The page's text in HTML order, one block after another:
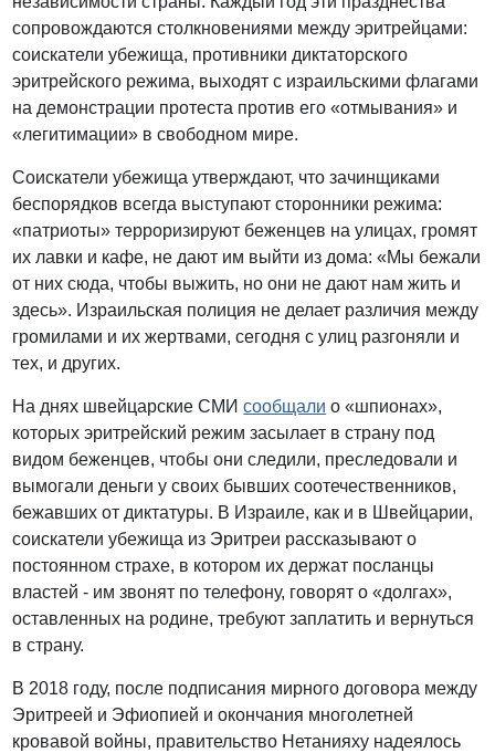
сопровождаются столкновениями между эритрейцами:
соискатели убежища, противники диктаторского
эритрейского режима, выходят с израильскими флагами
на демонстрации протеста против его «отмывания» и
«легитимации» в свободном мире.
Соискатели убежища утверждают, что зачинщиками
беспорядков всегда выступают сторонники режима:
«патриоты» терроризируют беженцев на улицах, громят
их лавки и кафе, не дают им выйти из дома: «Мы бежали
от них сюда, чтобы выжить, но они не дают нам жить и
здесь». Израильская полиция не делает различия между
громилами и их жертвами, сегодня с улиц разгоняли и
тех, и других.
На днях швейцарские СМИсообщали о «шпионах»,
которых эритрейский режим засылает в страну под
видом беженцев, чтобы они следили, преследовали и
вымогали деньги у своих бывших соотечественников,
бежавших от диктатуры. В Израиле, как и в Швейцарии,
соискатели убежища из Эритреи рассказывают о
постоянном страхе, в котором их держат посланцы
властей - им звонят по телефону, говорят о «долгах»,
оставленных на родине, требуют заплатить и вернуться
в страну.
В 2018 году, после подписания мирного договора между
Эритреей и Эфиопией и окончания многолетней
кровавой войны, правительство Нетанияху надеялось